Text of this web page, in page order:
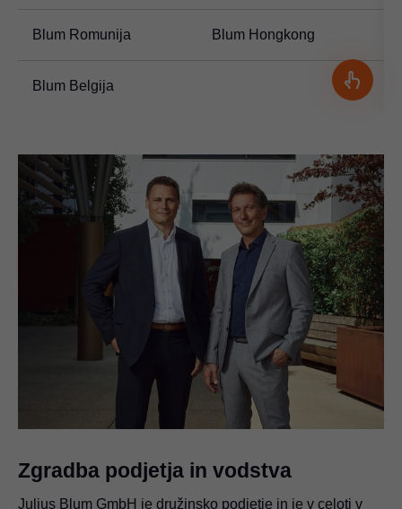
Blum Romunija Blum Hongkong
Blum Belgija
Zgradba podjetja in vodstva
Julius Blum GmbH je družinsko podjetje in je v celoti v